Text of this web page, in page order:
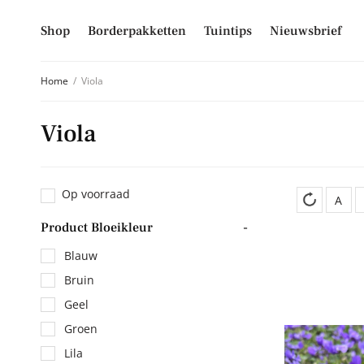
Shop Borderpakketten Tuintips Nieuwsbrief
Home / Viola
Viola
Op voorraad
Product Bloeikleur -
Blauw
Bruin
Geel
Groen
Lila
A
hoogte van alle